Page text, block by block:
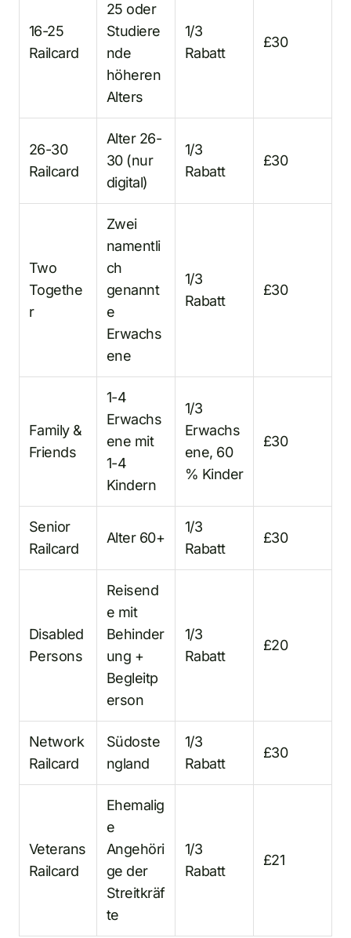
16-25
Railcard
25 oder
Studiere
nde
höheren
Alters
1/3
Rabatt
£30
26-30
Railcard
Alter 26-
30 (nur
digital)
1/3
Rabatt
£30
Two
Togethe
r
Zwei
namentli
ch
genannt
e
Erwachs
ene
1/3
Rabatt
£30
Family &
Friends
1-4
Erwachs
ene mit
1-4
Kindern
1/3
Erwachs
ene, 60
% Kinder
£30
Senior
Railcard
Alter 60+
1/3
Rabatt
£30
Disabled
Persons
Reisend
e mit
Behinder
ung +
Begleitp
erson
1/3
Rabatt
£20
Network
Railcard
Südoste
ngland
1/3
Rabatt
£30
Veterans
Railcard
Ehemalig
e
Angehöri
ge der
Streitkräf
te
1/3
Rabatt
£21